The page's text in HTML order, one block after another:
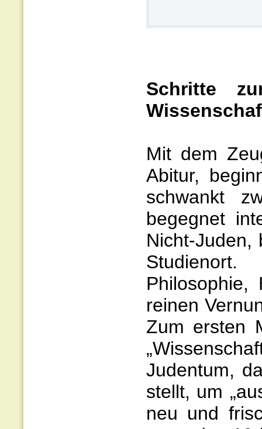
Schritte
Mit dem
Abitur,
schwankt
begegnet
Nicht-Juden,
reinen
Zum ersten
Judentum,
stellt, um
neu und